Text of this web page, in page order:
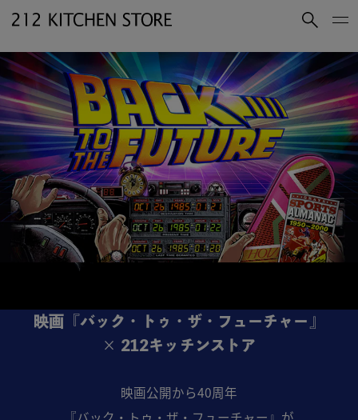
買いもの
ショップコンセプト 店舗一覧
会社概要 採用情報
212 KITCHEN STORE 公式SNSアカウント
LINE
映画『バック・トゥ・ザ・フューチャー』
× 212キッチンストア
映画公開から40周年